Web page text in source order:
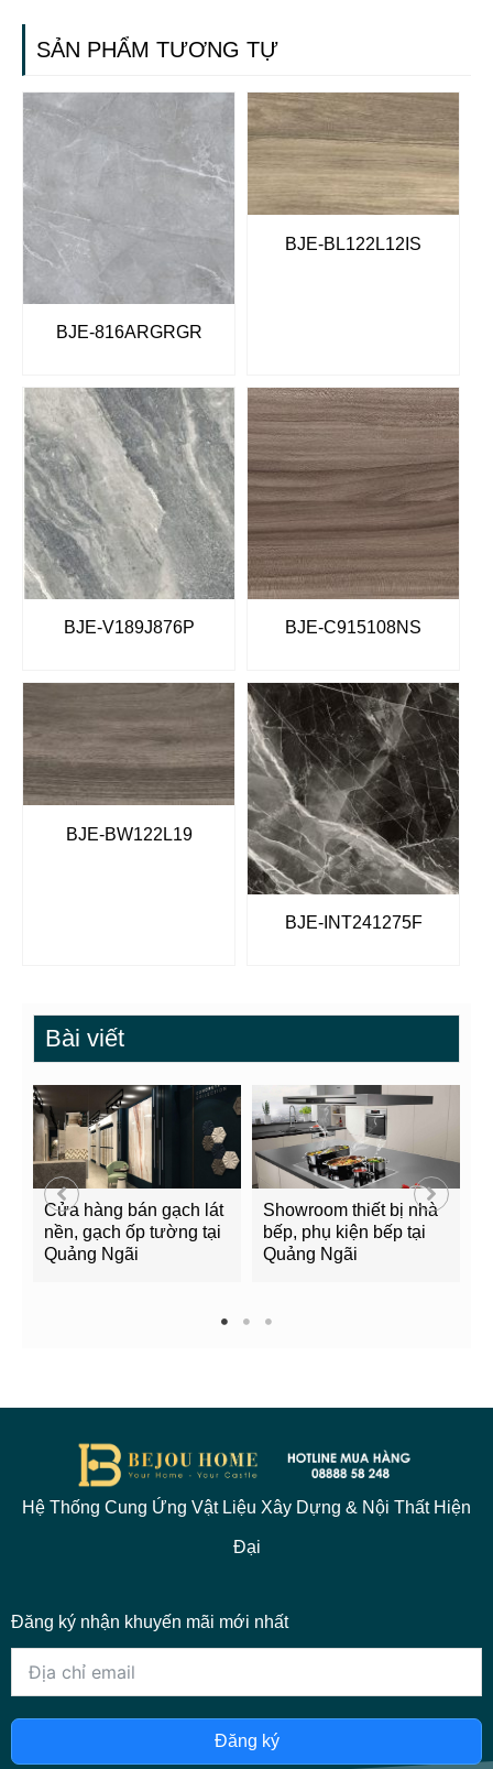
SẢN PHẨM TƯƠNG TỰ
BJE-816ARGRGR
BJE-BL122L12IS
BJE-V189J876P BJE-C915108NS
BJE-BW122L19
BJE-INT241275F
Bài viết
bị nhà
bếp tại
Bảng giá xi măng tại
Quảng Ngãi mới nhất
2022
Cửa hàng bán
lát, gạch trang trí tại
Quảng Ngãi
1 2 3
Hệ Thống Cung Ứng Vật Liệu Xây Dựng & Nội Thất Hiện
Đại
Đăng ký nhận khuyến mãi mới nhất
Đăng ký